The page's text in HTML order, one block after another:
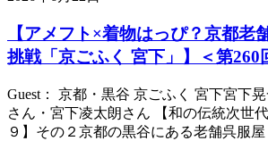
【アメフト×着物はっぴ？京都老
挑戦「京ごふく 宮下」】＜第260
Guest： 京都・黒谷 京ごふく 宮下宮下
さん・宮下凌太朗さん 【和の伝統次世
９】その２京都の黒谷にある老舗呉服屋